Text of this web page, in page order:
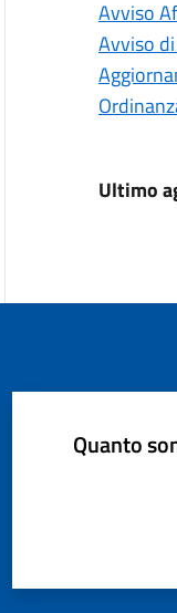
Avviso
Avviso
Ultimo
Quanto